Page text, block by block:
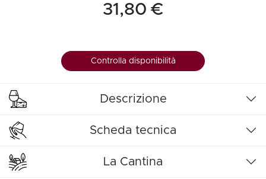
31,80 €
Controlla disponibilità
Descrizione
Scheda tecnica
La Cantina